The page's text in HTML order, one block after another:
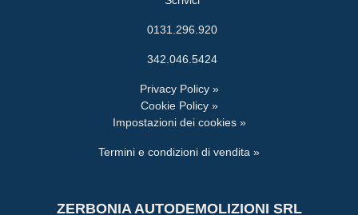
0131.296.920
342.046.5424
Privacy Policy »
Cookie Policy »
Impostazioni dei cookies »
Termini e condizioni di vendita »
ZERBONIA AUTODEMOLIZIONI SRL